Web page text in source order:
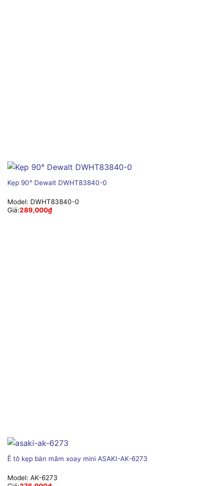
Kẹp 90° Dewalt DWHT83840-0
Model: DWHT83840-0
Giá:289,000₫
Ê tô kẹp bàn mâm xoay mini ASAKI-AK-6273
Model: AK-6273